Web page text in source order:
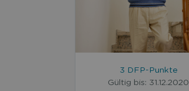
3 DFP-Punkte
Gültig bis: 31.12.2020